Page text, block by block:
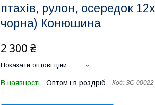
птахів, рулон, осередок
чорна) Конюшина
2 300 ₴
Показати оптові ціни
В наявності Оптом і в роздріб Код: ЗС-00022